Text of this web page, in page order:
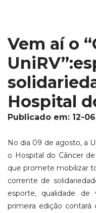
Vem aí o
Hospital
Publicado em: 12-
No dia 09 de agosto, a
o Hospital do Câncer
que promete mobilizar
corrente de
esporte, qualidade de
primeira edição contará